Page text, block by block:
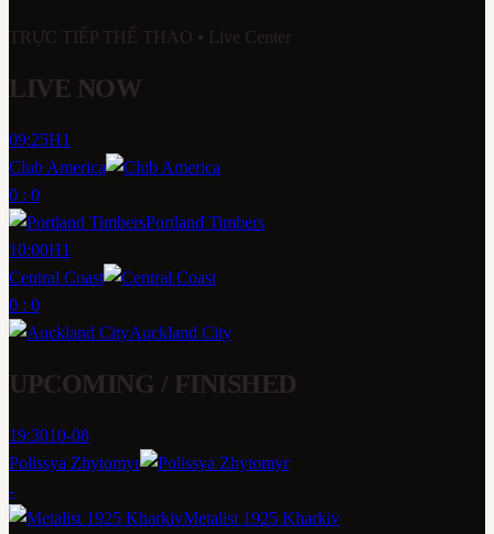
TRỰC TIẾP THỂ THAO • Live Center
LIVE NOW
09:25H1
Club America
0 : 0
Portland Timbers
10:00H1
Central Coast
0 : 0
Auckland City
UPCOMING / FINISHED
19:3010-08
Polissya Zhytomyr
-
Metalist 1925 Kharkiv